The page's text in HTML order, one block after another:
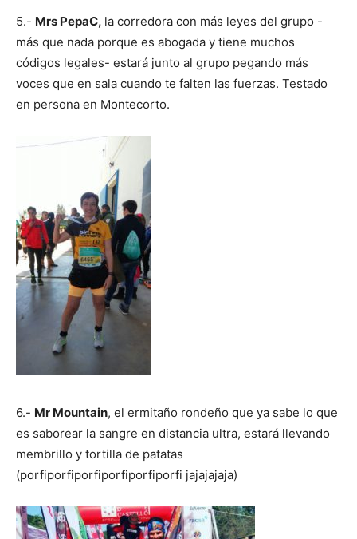
5.- Mrs PepaC, la corredora con más leyes del grupo -
más que nada porque es abogada y tiene muchos
códigos legales- estará junto al grupo pegando más
voces que en sala cuando te falten las fuerzas. Testado
en persona en Montecorto.
6.- Mr Mountain, el ermitaño rondeño que ya sabe lo que
es saborear la sangre en distancia ultra, estará llevando
membrillo y tortilla de patatas
(porfiporfiporfiporfiporfiporfi jajajajaja)